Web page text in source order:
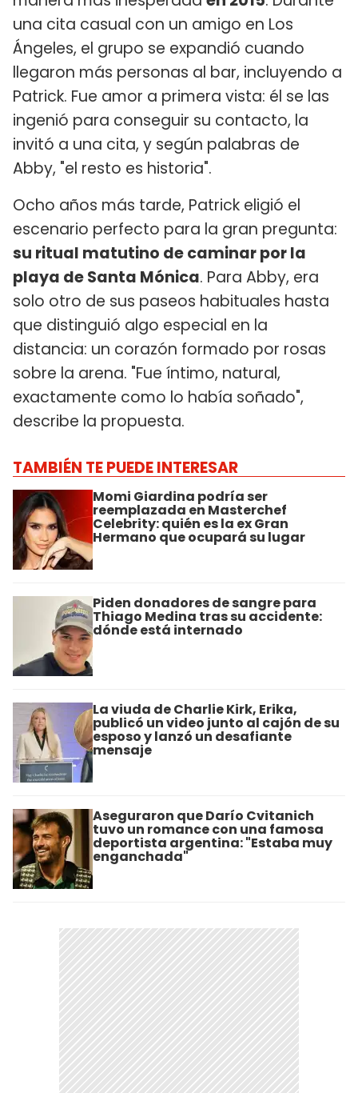
una cita casual con un amigo en Los
Ángeles, el grupo se expandió cuando
llegaron más personas al bar, incluyendo a
Patrick. Fue amor a primera vista: él se las
ingenió para conseguir su contacto, la
invitó a una cita, y según palabras de
Abby, "el resto es historia".
Ocho años más tarde, Patrick eligió el
escenario perfecto para la gran pregunta:
su ritual matutino de caminar por la
playa de Santa Mónica. Para Abby, era
solo otro de sus paseos habituales hasta
que distinguió algo especial en la
distancia: un corazón formado por rosas
sobre la arena. "Fue íntimo, natural,
exactamente como lo había soñado",
describe la propuesta.
TAMBIÉN TE PUEDE INTERESAR
Momi Giardina podría ser
reemplazada en Masterchef
Celebrity: quién es la ex Gran
Hermano que ocupará su lugar
Piden donadores de sangre para
Thiago Medina tras su accidente:
dónde está internado
La viuda de Charlie Kirk, Erika,
publicó un video junto al cajón de su
esposo y lanzó un desafiante
mensaje
Aseguraron que Darío Cvitanich
tuvo un romance con una famosa
deportista argentina: "Estaba muy
enganchada"